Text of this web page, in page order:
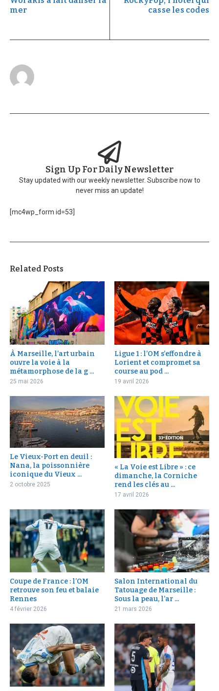
mer
casse les codes
Sign Up For Daily Newsletter
Stay updated with our weekly newsletter. Subscribe now to
never miss an update!
[mc4wp_form id=53]
Related Posts
À Marseille, l’art urbain
ouvre la voie à la
métamorphose de la g ...
25 mai 2026
Ligue 1 : l’OM s’effondre à
Lorient et compromet sa
course au pod ...
19 avril 2026
Le Vieux-Port en deuil :
Nana, la poissonnière
iconique du Vieux ...
2 octobre 2025
« La Voie est Libre » : ce
dimanche, la Corniche
rend les clés au ...
17 avril 2026
Coupe de France : l’OM
retrouve son feu et balaie
Rennes
4 février 2026
Salon International du
Tatouage de Marseille :
Sous la peau, l’ar ...
21 mars 2026